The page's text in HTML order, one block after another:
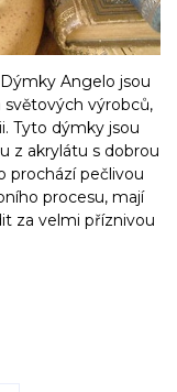
Angelo jsou
světových výrobců,
Tyto dýmky jsou
z akrylátu s dobrou
prochází pečlivou
procesu, mají
za velmi příznivou